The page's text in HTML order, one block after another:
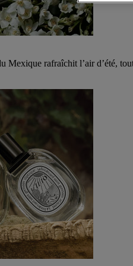
Mexique rafraîchit l’air d’été,